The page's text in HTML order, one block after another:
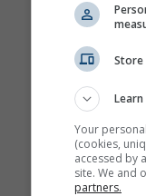
Store
Your
(cookies,
accessed by
site. We and
partners.